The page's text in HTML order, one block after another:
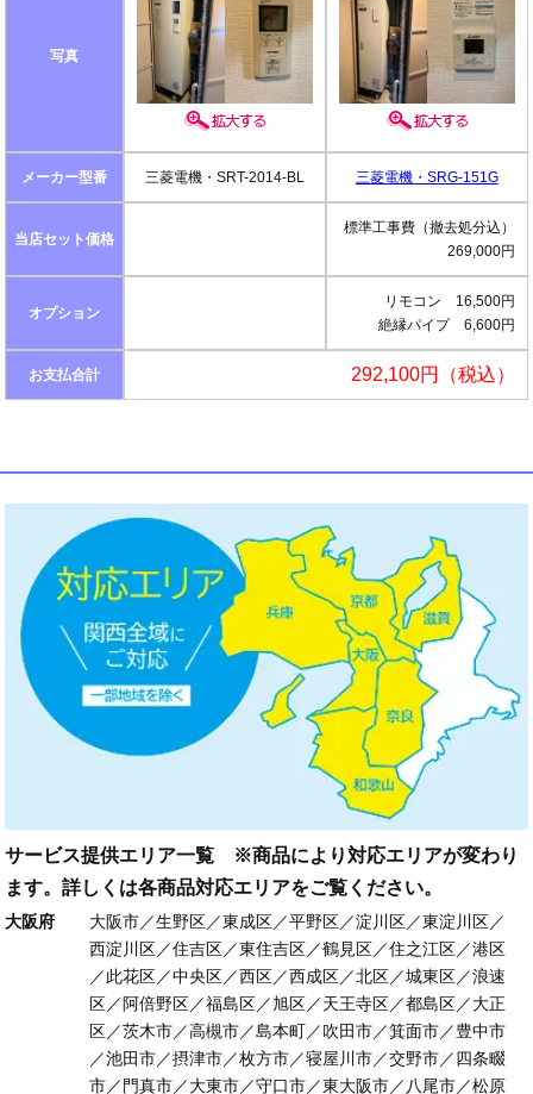
写真
メーカー型番 三菱電機・SRT-2014-BL 三菱電機・SRG-151G
当店セット価格
標準工事費（撤去処分込）
269,000円
オプション
リモコン 16,500円
絶縁パイプ 6,600円
お支払合計 292,100円（税込）
サービス提供エリア一覧 ※商品により対応エリアが変わり
ます。詳しくは各商品対応エリアをご覧ください。
大阪府
大阪市／生野区／東成区／平野区／淀川区／東淀川区／
西淀川区／住吉区／東住吉区／鶴見区／住之江区／港区
／此花区／中央区／西区／西成区／北区／城東区／浪速
区／阿倍野区／福島区／旭区／天王寺区／都島区／大正
区／茨木市／高槻市／島本町／吹田市／箕面市／豊中市
／池田市／摂津市／枚方市／寝屋川市／交野市／四条畷
市／門真市／大東市／守口市／東大阪市／八尾市／松原